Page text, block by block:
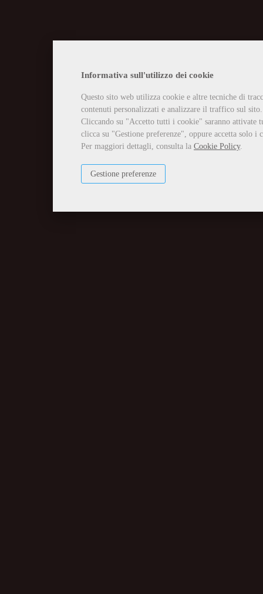
Informativa sull'utilizzo dei cookie
Questo sito web utilizza cookie e altre tecniche di
contenuti personalizzati e analizzare il traffico sul sito.
Cliccando su "Accetto tutti i cookie" saranno attivate
clicca su "Gestione preferenze", oppure accetta solo
Per maggiori dettagli, consulta la Cookie Policy.
Gestione preferenze
CHIUSURA
Vi informiamo che la casa
Tutti gli ordini ricevuti in tali
Per qualsiasi necessità